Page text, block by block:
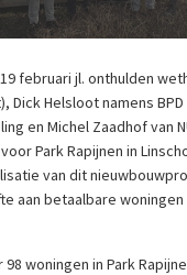
februari jl. onthulden
Dick Helsloot namens
en Michel Zaadhof van
Park Rapijnen in
van dit
aan betaalbare
woningen in Park